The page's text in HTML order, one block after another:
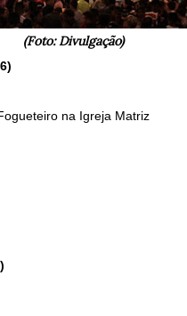
(Foto: Divulgação)
na Igreja Matriz